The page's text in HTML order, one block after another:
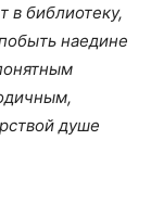
в библиотеку,
наедине
душе